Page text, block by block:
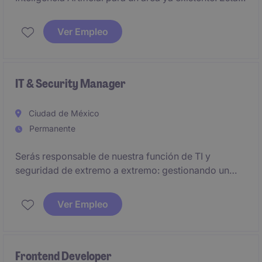
enfocados en analítica avanzada, modelos
predictivos y tecnologías de inteligencia artificial
Ver Empleo
IT & Security Manager
Ciudad de México
Permanente
Serás responsable de nuestra función de TI y
seguridad de extremo a extremo: gestionando un
continuidad operativa y liderando iniciativas clave de
modernización de infraestructura. Es un puesto
Ver Empleo
Frontend Developer